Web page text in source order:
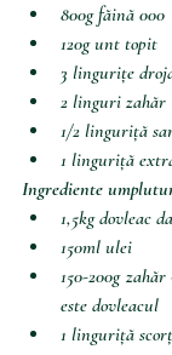
800g făină 000
120g unt topit
3 lingurițe
2 linguri zahăr
1/2 linguriță
1 linguriță
Ingrediente
1,5kg dovleac
150ml ulei
150-200g
este dovleacul
1 linguriță